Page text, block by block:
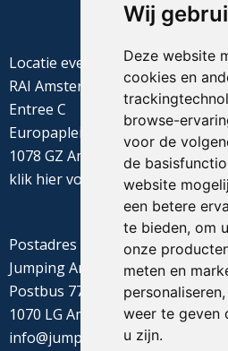
Wij
Deze website
cookies en
browse-
voor de
de
website
een betere
te bieden, om
onze
meten en
personaliseren,
weer te geven
u zijn.
Locatie evenement
RAI Amsterdam
Entree C
Europaplein 22
1078 GZ Amsterdam
klik hiervoor de
Postadres
Jumping Amsterdam
Postbus 77655
1070 LG Amsterdam
info@jumpingamsterdam.nl